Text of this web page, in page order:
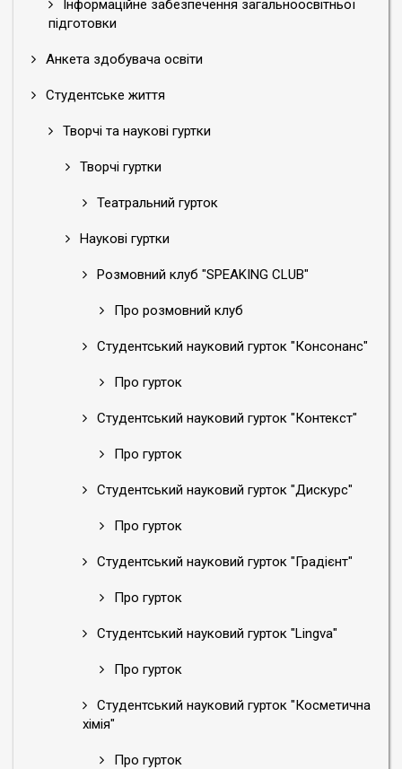
Інформаційне забезпечення загальноосвітньої
підготовки
Анкета здобувача освіти
Студентське життя
Творчі та наукові гуртки
Творчі гуртки
Театральний гурток
Наукові гуртки
Розмовний клуб "SPEAKING CLUB"
Про розмовний клуб
Студентський науковий гурток "Консонанс"
Про гурток
Студентський науковий гурток "Контекст"
Про гурток
Студентський науковий гурток "Дискурс"
Про гурток
Студентський науковий гурток "Градієнт"
Про гурток
Студентський науковий гурток "Lingva"
Про гурток
Студентський науковий гурток "Косметична
хімія"
Про гурток